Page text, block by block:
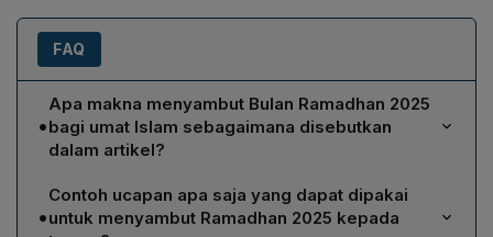
FAQ
•
Apa makna menyambut Bulan Ramadhan 2025
bagi umat Islam sebagaimana disebutkan
dalam artikel?
Menyambut Ramadhan 2025 merupakan sunnah yang
dianjurkan, karena bulan tersebut dipandang sebagai
waktu yang tepat untuk memperkuat iman,
•
Contoh ucapan apa saja yang dapat dipakai
untuk menyambut Ramadhan 2025 kepada